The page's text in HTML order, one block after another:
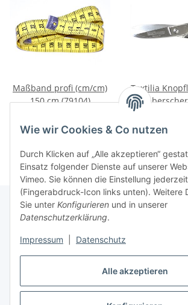
Alle akzeptieren
Wie wir Cookies & Co nutzen
Durch Klicken auf „Alle akzeptieren“
Einsatz folgender Dienste auf unserer
Vimeo. Sie können die Einstellung
(Fingerabdruck-Icon links unten). Weitere
Sie unter Konfigurieren und in unserer
Datenschutzerklärung.
Impressum Datenschutz
Maßband profi (cm/cm)
150 cm (79104)
Textilia
/